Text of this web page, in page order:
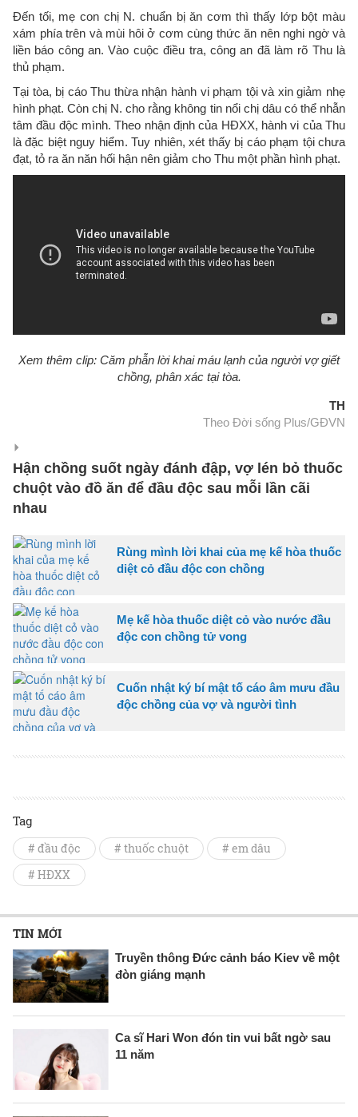
Đến tối, mẹ con chị N. chuẩn bị ăn cơm thì thấy lớp bột màu
xám phía trên và mùi hôi ở cơm cùng thức ăn nên nghi ngờ và
liền báo công an. Vào cuộc điều tra, công an đã làm rõ Thu là
thủ phạm.
Tại tòa, bị cáo Thu thừa nhận hành vi phạm tội và xin giảm nhẹ
hình phạt. Còn chị N. cho rằng không tin nổi chị dâu có thể nhẫn
tâm đầu độc mình. Theo nhận định của HĐXX, hành vi của Thu
là đặc biệt nguy hiểm. Tuy nhiên, xét thấy bị cáo phạm tội chưa
đạt, tỏ ra ăn năn hối hận nên giảm cho Thu một phần hình phạt.
Xem thêm clip: Căm phẫn lời khai máu lạnh của người vợ giết
chồng, phân xác tại tòa.
TH
Theo Đời sống Plus/GĐVN
Hận chồng suốt ngày đánh đập, vợ lén bỏ thuốc
chuột vào đồ ăn để đầu độc sau mỗi lần cãi
nhau
Rùng mình lời khai của mẹ kế hòa thuốc
diệt cỏ đầu độc con chồng
Mẹ kế hòa thuốc diệt cỏ vào nước đầu
độc con chồng tử vong
Cuốn nhật ký bí mật tố cáo âm mưu đầu
độc chồng của vợ và người tình
Tag
# đầu độc # thuốc chuột
# em dâu
# HĐXX
TIN MỚI
Truyền thông Đức cảnh báo Kiev về một
đòn giáng mạnh
Ca sĩ Hari Won đón tin vui bất ngờ sau
11 năm